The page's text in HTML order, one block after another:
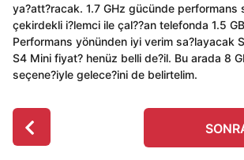
ya?att?racak. 1.7 GHz gücünde performans
çekirdekli i?lemci ile çal??an telefonda 1.5
Performans yönünden iyi verim sa?layacak
S4 Mini fiyat? henüz belli de?il. Bu arada 8
seçene?iyle gelece?ini de belirtelim.
P
o